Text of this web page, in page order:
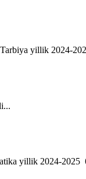
yillik 2024-
yillik 2024-